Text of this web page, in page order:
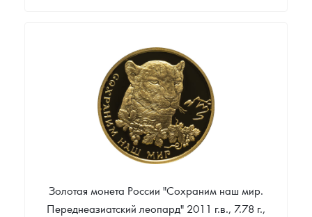
Цена выкупа
Звоните
Золотая монета России "Сохраним наш мир.
Переднеазиатский леопард" 2011 г.в., 7.78 г.,